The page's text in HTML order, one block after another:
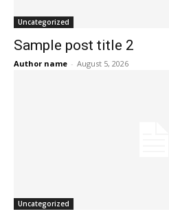
Uncategorized
Sample post title 2
Author name - August 5, 2026
Uncategorized